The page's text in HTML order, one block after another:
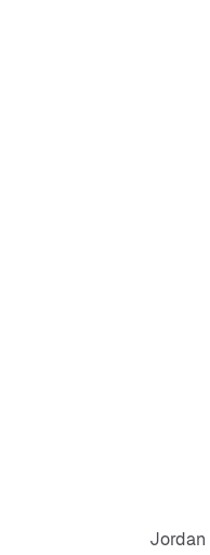
Jordan